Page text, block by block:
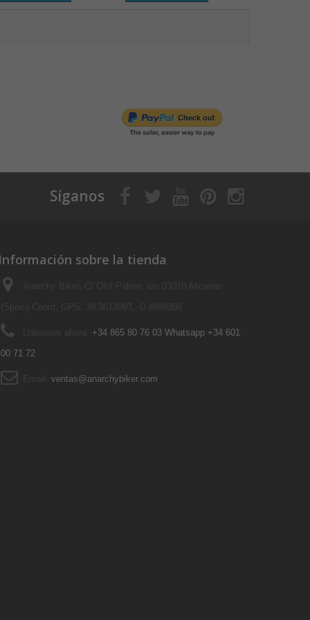
Síganos
Información sobre la tienda
+34 865 80 76 03 Whatsapp +34 601
00 71 72
ventas@anarchybiker.com